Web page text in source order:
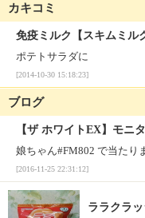
カキコミ
免疫ミルク【スキムミル
ポテトサラダに
[2014-10-30 15:18:23]
ブログ
【ザ ホワイトEX】モニ
娘ちゃん#FM802 で当たり
[2016-11-25 22:31:12]
ララクラ